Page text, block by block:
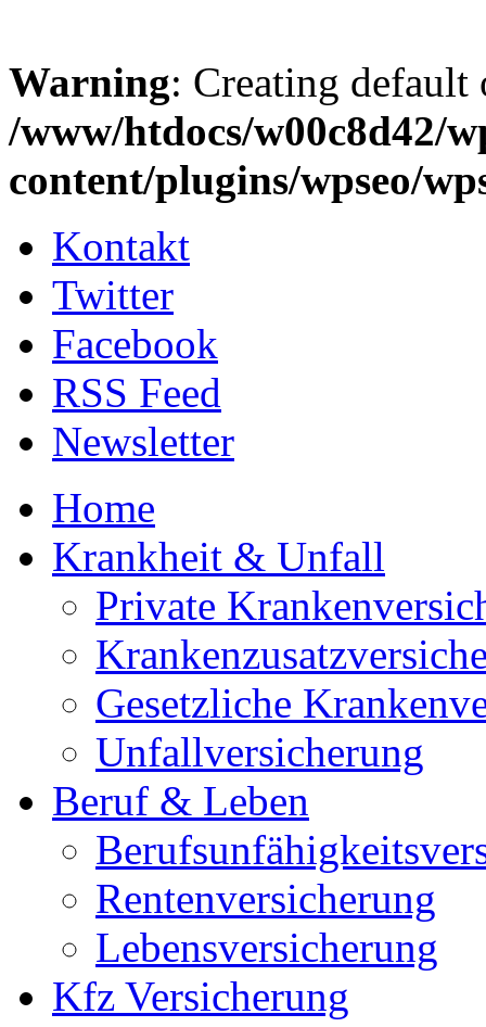
Warning: Creating
/www/htdocs/w00c8d42/
content/plugins/wpseo/
Kontakt
Twitter
Facebook
RSS Feed
Newsletter
Home
Krankheit & Unfall
Private
Gesetzliche
Unfallversicherung
Beruf & Leben
Rentenversicherung
Lebensversicherung
Kfz Versicherung